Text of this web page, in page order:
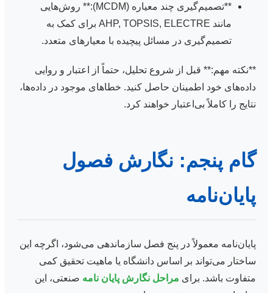
**تصمیم‌گیری چند معیاره (MCDM):** روش‌هایی
مانند AHP, TOPSIS, ELECTRE برای کمک به
تصمیم‌گیری در مسائل پیچیده با معیارهای متعدد.
**نکته مهم:** قبل از شروع تحلیل، حتماً از اعتبار و روایی
داده‌های خود اطمینان حاصل کنید. خطاهای موجود در داده‌ها،
نتایج را کاملاً بی‌اعتبار خواهند کرد.
گام پنجم: نگارش فصول
پایان‌نامه
پایان‌نامه معمولاً در پنج فصل سازماندهی می‌شود، اگرچه این
ساختار می‌تواند بر اساس دانشگاه یا ماهیت تحقیق کمی
متفاوت باشد. برای مراحل نگارش پایان نامه صنعتی، این